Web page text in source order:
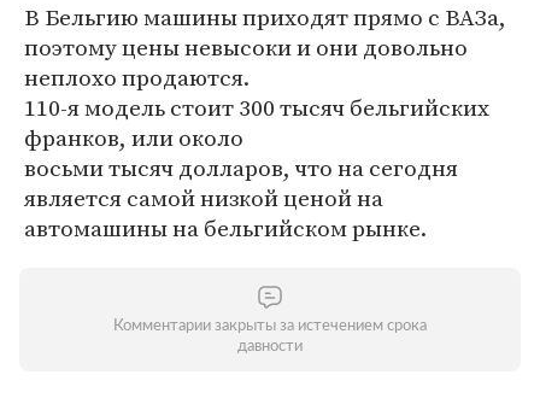
В Бельгию машины приходят прямо с ВАЗа,
поэтому цены невысоки и они довольно
неплохо продаются.
110-я модель стоит 300 тысяч бельгийских
франков, или около
восьми тысяч долларов, что на сегодня
является самой низкой ценой на
автомашины на бельгийском рынке.
Комментарии закрыты за истечением срока
давности